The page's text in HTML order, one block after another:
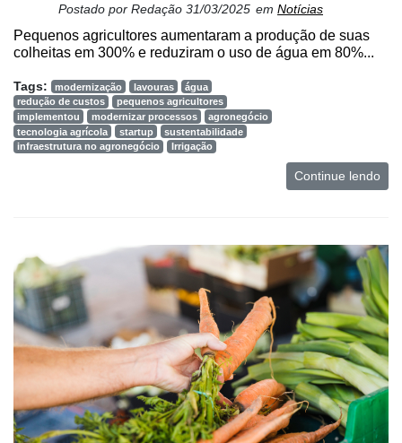
Postado por Redação 31/03/2025 em Notícias
Pequenos agricultores aumentaram a produção de suas
colheitas em 300% e reduziram o uso de água em 80%...
Tags: modernização lavouras
água
redução de custos
pequenos agricultores
implementou
modernizar processos
agronegócio
tecnologia agrícola
startup
sustentabilidade
infraestrutura no agronegócio
Irrigação
Continue lendo